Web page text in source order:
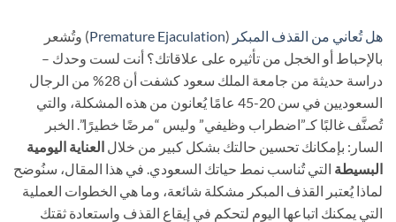
هل تُعاني من القذف المبكر (
Premature Ejaculation) وتُشعر
بالإحباط أو الخجل من تأثيره على علاقاتك؟ أنت لست وحدك –
دراسة حديثة من جامعة الملك سعود كشفت أن 28% من الرجال
السعوديين في سن 20-45 عامًا يُعانون من هذه المشكلة، والتي
تُصنَّف غالبًا كـ”اضطراب وظيفي” وليس “مرضًا خطيرًا”. الخبر
السار: بإمكانك تحسين حالتك بشكل كبير من خلال ​ العناية اليومية
البسيطة ​ التي تُناسب نمط حياتك السعودي. في هذا المقال، سنُوضح
لماذا يُعتبر القذف المبكر مشكلة شائعة، وما هي الخطوات العملية
التي يمكنك اتباعها اليوم لتحكم في إيقاع القذف واستعادة ثقتك